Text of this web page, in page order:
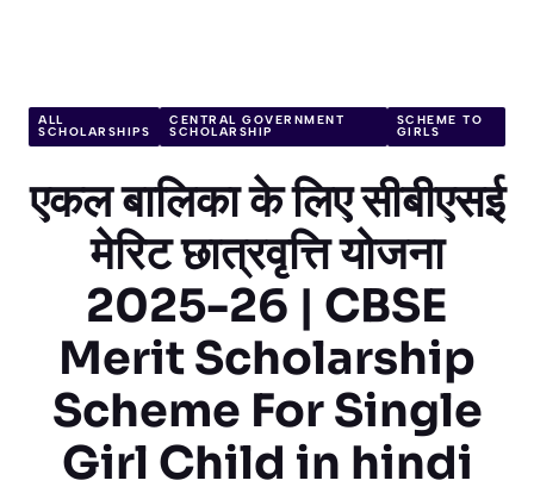
ALL
SCHOLARSHIPS
CENTRAL GOVERNMENT
SCHOLARSHIP
SCHEME TO
GIRLS
एकल बालिका के लिए सीबीएसई
मेरिट छात्रवृत्ति योजना
2025-26 | CBSE
Merit Scholarship
Scheme For Single
Girl Child in hindi